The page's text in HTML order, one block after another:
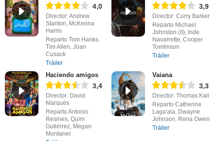
4,0
Director: Andrew
Stanton, McKenna
Harris
Reparto Tom Hanks,
Tim Allen, Joan
Cusack
Tráiler
3,9
Director: Curry Barker
Reparto Michael
Johnston (II), Inde
Navarrette, Cooper
Tomlinson
Tráiler
Haciendo amigos
3,4
Director: David
Marqués
Reparto Antonio
Resines, Quim
Gutiérrez, Megan
Montaner
Vaiana
3,3
Director: Thomas Kail
Reparto Catherine
Laga'aia, Dwayne
Johnson, Rena Owen
Tráiler